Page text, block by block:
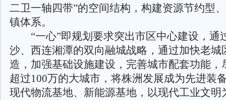
二卫一轴四带”的空间结构，构建资源节约型
镇体系。
“一心”即规划要求突出市区中心建设，通
沙、西连湘潭的双向融城战略，通过加快老城
造，加强基础设施建设，完善城市配套功能，
超过100万的大城市，将株洲发展成为先进装
现代物流基地、新能源基地，以现代工业文明